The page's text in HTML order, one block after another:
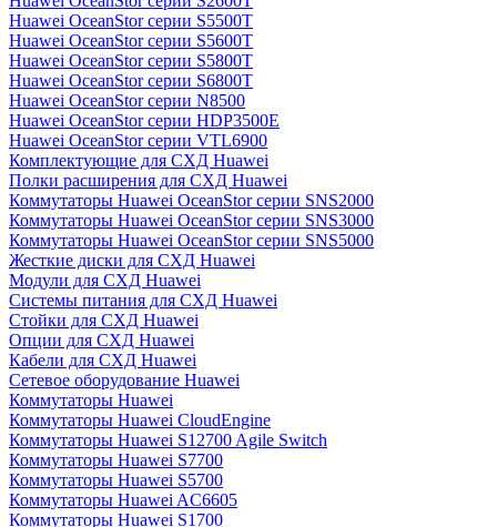
Huawei OceanStor серии S5500T
Huawei OceanStor серии S5600T
Huawei OceanStor серии S5800T
Huawei OceanStor серии S6800T
Huawei OceanStor серии N8500
Huawei OceanStor серии HDP3500E
Huawei OceanStor серии VTL6900
Комплектующие для СХД Huawei
Полки расширения для СХД Huawei
Коммутаторы Huawei OceanStor серии SNS2000
Коммутаторы Huawei OceanStor серии SNS3000
Коммутаторы Huawei OceanStor серии SNS5000
Жесткие диски для СХД Huawei
Модули для СХД Huawei
Системы питания для СХД Huawei
Стойки для СХД Huawei
Опции для СХД Huawei
Кабели для СХД Huawei
Сетевое оборудование Huawei
Коммутаторы Huawei
Коммутаторы Huawei CloudEngine
Коммутаторы Huawei S12700 Agile Switch
Коммутаторы Huawei S7700
Коммутаторы Huawei S5700
Коммутаторы Huawei AC6605
Коммутаторы Huawei S1700